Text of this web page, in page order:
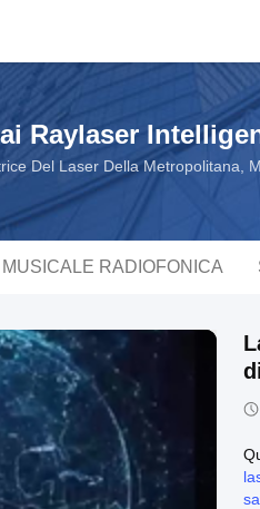
Raylaser
Del Laser Della Metropolitana,
MUSICALE RADIOFONICA